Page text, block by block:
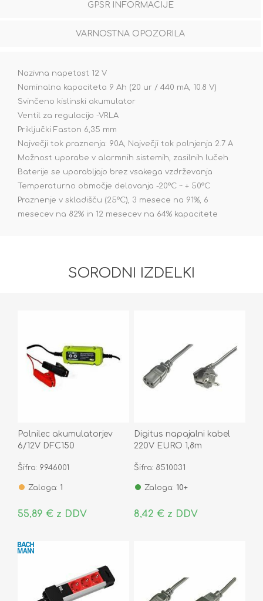
GPSR INFORMACIJE
VARNOSTNA OPOZORILA
Nazivna napetost 12 V
Nominalna kapaciteta 9 Ah (20 ur / 440 mA, 10.8 V)
Svinčeno kislinski akumulator
Ventil za regulacijo -VRLA
Priključki Faston 6,35 mm
Največji tok praznenja: 90A, Največji tok polnjenja 2.7 A
Možnost uporabe v alarmnih sistemih, zasilnih lučeh
Baterije se uporabljajo brez vsakega vzdrževanja
Temperaturno območje delovanja -20°C ~ + 50°C
Praznenje v skladišču (25°C), 3 mesece na 91%, 6
mesecev na 82% in 12 mesecev na 64% kapacitete
SORODNI IZDELKI
Polnilec akumulatorjev
6/12V DFC150
Šifra: 9946001
Zaloga: 1
55,89 € z DDV
Digitus napajalni kabel
220V EURO 1,8m
Šifra: 8510031
Zaloga: 10+
8,42 € z DDV